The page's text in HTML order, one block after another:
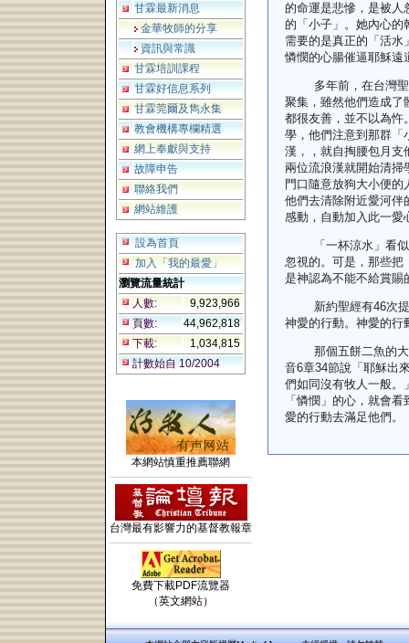
甘霖最新消息
金華牧師的分享
資訊與常識
甘霖培訓課程
甘霖好信息系列
甘霖莞爾及雋永集
教會機構專欄精選
網上奉獻與支持
故障申告
聯絡我們
網站維護
設為首頁
加入「我的最愛」
瀏覽流量統計
人數:
9,923,966
頁數:
44,962,818
下載:
1,034,815
計數始自 10/2004
本網站慎重推薦聯網
台灣最有影響力的基督教報章
免費下載PDF流覽器
（英文網站）
的命運是悲慘，是被人
的「小子」。她內心的
需要的是真正的「活水
憐憫的心腸催逼耶穌遠
多年前，在台灣
聚集，雖然他們造成了
都很友善，並不以為忤
學，他們注意到那群「
漢，，就自掏腰包月支
兩位流浪漢就開始清掃
門口隨意放狗大小便的
他們去清除附近愛河伴
感動，自動加入此一愛
「 一杯涼水 」 看
忽視的。 可是 ， 那些把
是神認為不能不給賞賜
新約聖經有46次
神愛的行動。 神愛的行
那個五餅二魚的
音6章34節說「耶穌出
們如同沒有牧人一般。
「憐憫」的心，就會
愛的行動去滿足他們。